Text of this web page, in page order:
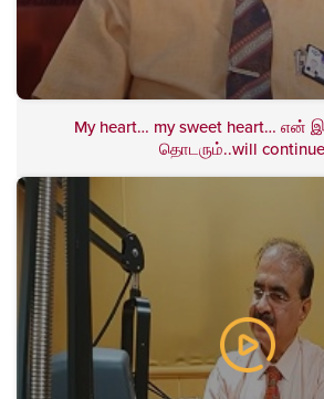
My heart… my sweet heart…
தொடரும்..will